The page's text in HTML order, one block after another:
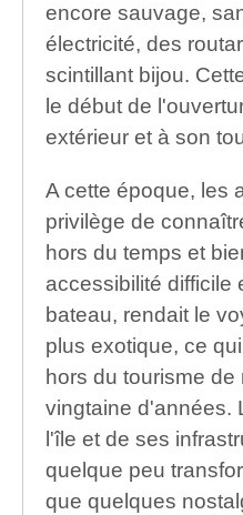
encore sauvage,
électricité, des
scintillant bijou.
le début de
extérieur et à son
A cette époque, les
privilège de
hors du temps et
accessibilité difficile
bateau, rendait le
plus exotique, ce
hors du tourisme
vingtaine d'années.
l'île et de ses
quelque peu
que quelques